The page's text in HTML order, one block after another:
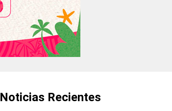
Noticias Recientes